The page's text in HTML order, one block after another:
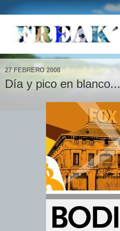
27 FEBRERO 2008
Día y pico en blanco...